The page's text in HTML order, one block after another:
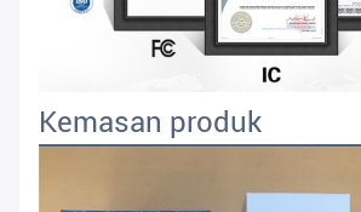
Kemasan produk